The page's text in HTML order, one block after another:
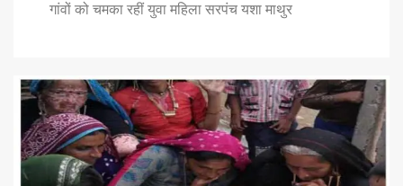
गांवों को चमका रहीं युवा महिला सरपंच यशा माथुर